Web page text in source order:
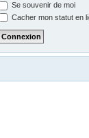
Se souvenir de moi
Cacher mon statut en